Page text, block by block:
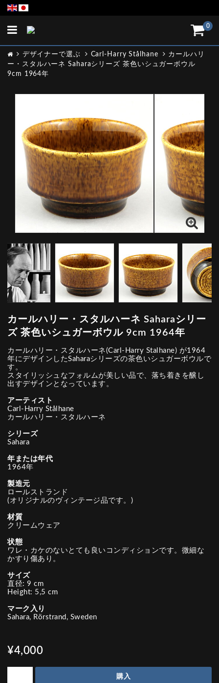
0
Toggle
デザイナーで選ぶ Carl-Harry Stålhane
カールハリ
ー・スタルハーネ Saharaシリーズ 茶色いシュガーボウル
9cm 1964年
カールハリー・スタルハーネ Saharaシリー
ズ 茶色いシュガーボウル 9cm 1964年
カールハリー・スタルハーネ(Carl-Harry Stalhane) が1964
年にデザインしたSaharaシリーズの茶色いシュガーボウルで
す。
スタイリッシュなフォルムが美しい品で、落ち着きを醸し
出すデザインとなっています。
アーティスト
Carl-Harry Stålhane
カールハリー・スタルハーネ
シリーズ
Sahara
年または年代
1964年
製造元
ロールストランド
(オリジナルのヴィンテージ品です。)
材質
クリームウェア
状態
ワレ・カケのないとても良いコンディションです。微細な
かすり傷あり。
サイズ
直径: 9 cm
Height: 5,5 cm
マーク入り
Sahara, Rörstrand, Sweden
¥4,000
購入